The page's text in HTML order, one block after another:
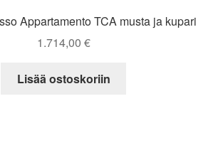
Appartamento TCA musta ja kupari
1.714,00 €
Lisää ostoskoriin